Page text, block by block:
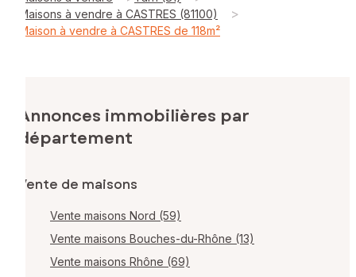
Maisons à vendre à CASTRES (81100) >
Maison à vendre à CASTRES de 118m²
Annonces immobilières par
département
Vente de maisons
Vente maisons Nord (59)
Vente maisons Bouches-du-Rhône (13)
Vente maisons Rhône (69)